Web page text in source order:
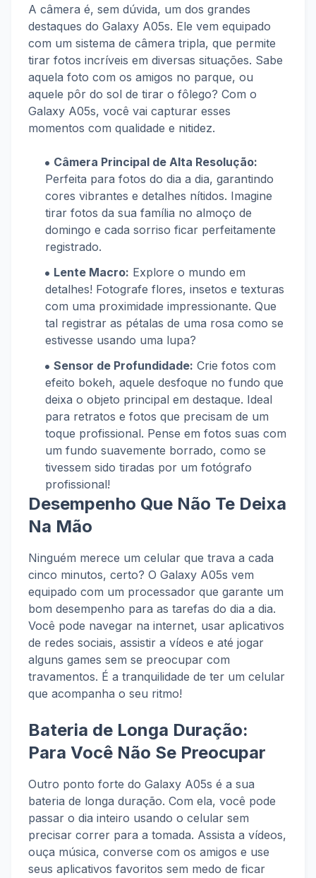
A câmera é, sem dúvida, um dos grandes
destaques do Galaxy A05s. Ele vem equipado
com um sistema de câmera tripla, que permite
tirar fotos incríveis em diversas situações. Sabe
aquela foto com os amigos no parque, ou
aquele pôr do sol de tirar o fôlego? Com o
Galaxy A05s, você vai capturar esses
momentos com qualidade e nitidez.
Câmera Principal de Alta Resolução:
Perfeita para fotos do dia a dia, garantindo
cores vibrantes e detalhes nítidos. Imagine
tirar fotos da sua família no almoço de
domingo e cada sorriso ficar perfeitamente
registrado.
Lente Macro: Explore o mundo em
detalhes! Fotografe flores, insetos e texturas
com uma proximidade impressionante. Que
tal registrar as pétalas de uma rosa como se
estivesse usando uma lupa?
Sensor de Profundidade: Crie fotos com
efeito bokeh, aquele desfoque no fundo que
deixa o objeto principal em destaque. Ideal
para retratos e fotos que precisam de um
toque profissional. Pense em fotos suas com
um fundo suavemente borrado, como se
tivessem sido tiradas por um fotógrafo
profissional!
Desempenho Que Não Te Deixa
Na Mão
Ninguém merece um celular que trava a cada
cinco minutos, certo? O Galaxy A05s vem
equipado com um processador que garante um
bom desempenho para as tarefas do dia a dia.
Você pode navegar na internet, usar aplicativos
de redes sociais, assistir a vídeos e até jogar
alguns games sem se preocupar com
travamentos. É a tranquilidade de ter um celular
que acompanha o seu ritmo!
Bateria de Longa Duração:
Para Você Não Se Preocupar
Outro ponto forte do Galaxy A05s é a sua
bateria de longa duração. Com ela, você pode
passar o dia inteiro usando o celular sem
precisar correr para a tomada. Assista a vídeos,
ouça música, converse com os amigos e use
seus aplicativos favoritos sem medo de ficar